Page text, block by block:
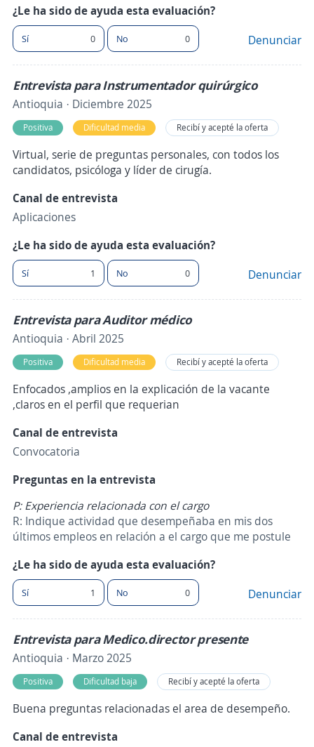
¿Le ha sido de ayuda esta evaluación?
Sí 0 No 0 Denunciar
Entrevista para Instrumentador quirúrgico
Antioquia · Diciembre 2025
Positiva Dificultad media Recibí y acepté la oferta
Virtual, serie de preguntas personales, con todos los
candidatos, psicóloga y líder de cirugía.
Canal de entrevista
Aplicaciones
¿Le ha sido de ayuda esta evaluación?
Sí 1 No 0 Denunciar
Entrevista para Auditor médico
Antioquia · Abril 2025
Positiva Dificultad media Recibí y acepté la oferta
Enfocados ,amplios en la explicación de la vacante
,claros en el perfil que requerian
Canal de entrevista
Convocatoria
Preguntas en la entrevista
P: Experiencia relacionada con el cargo
R: Indique actividad que desempeñaba en mis dos
últimos empleos en relación a el cargo que me postule
¿Le ha sido de ayuda esta evaluación?
Sí 1 No 0 Denunciar
Entrevista para Medico.director presente
Antioquia · Marzo 2025
Positiva Dificultad baja Recibí y acepté la oferta
Buena preguntas relacionadas el area de desempeño.
Canal de entrevista